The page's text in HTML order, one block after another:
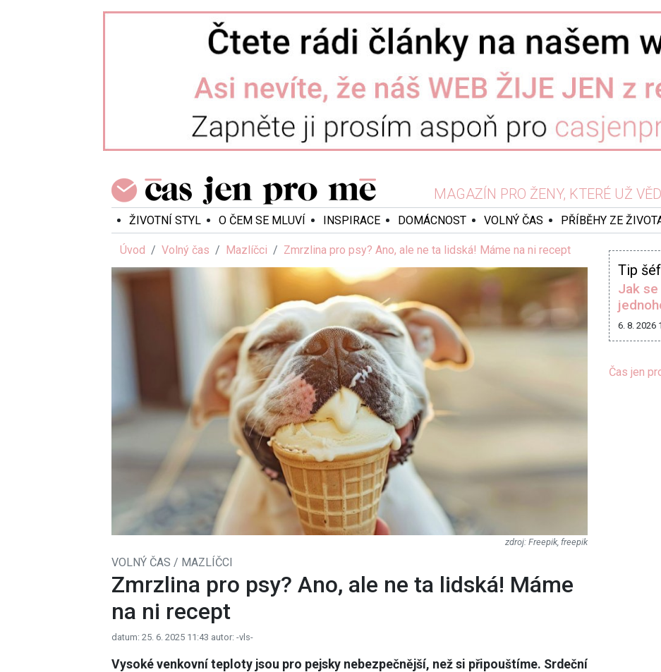
MAGAZÍN PRO ŽENY, KTERÉ UŽ
ŽIVOTNÍ STYL O ČEM SE MLUVÍ INSPIRACE DOMÁCNOST VOLNÝ ČAS PŘÍBĚHY ZE
Úvod Volný čas Mazlíčci Zmrzlina pro psy? Ano, ale ne ta lidská! Máme na ni recept
Freepik, freepik
VOLNÝ ČAS / MAZLÍČCI
Zmrzlina pro psy? Ano, ale ne ta lidská! Máme
na ni recept
datum: 25. 6. 2025 11:43 autor: -vls-
Vysoké venkovní teploty jsou pro pejsky nebezpečnější, než si připouštíme. Srdeční
Tip
Jak
6. 8. 2026
Čas jen